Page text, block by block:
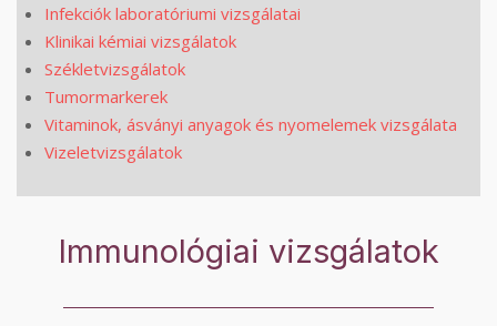
Infekciók laboratóriumi vizsgálatai
Klinikai kémiai vizsgálatok
Székletvizsgálatok
Tumormarkerek
Vitaminok, ásványi anyagok és nyomelemek vizsgálata
Vizeletvizsgálatok
Immunológiai vizsgálatok